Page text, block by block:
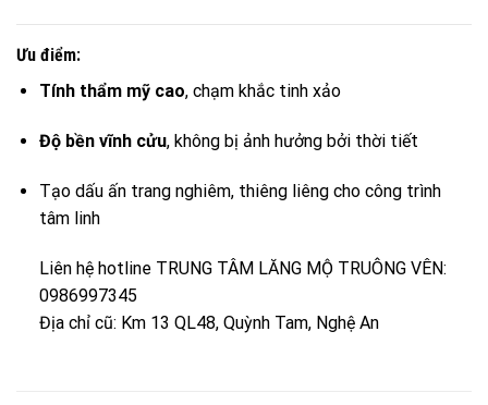
Ưu điểm:
Tính thẩm mỹ cao, chạm khắc tinh xảo
Độ bền vĩnh cửu, không bị ảnh hưởng bởi thời tiết
Tạo dấu ấn trang nghiêm, thiêng liêng cho công trình
tâm linh
Liên hệ hotline TRUNG TÂM LĂNG MỘ TRUÔNG VÊN:
0986997345
Địa chỉ cũ: Km 13 QL48, Quỳnh Tam, Nghệ An